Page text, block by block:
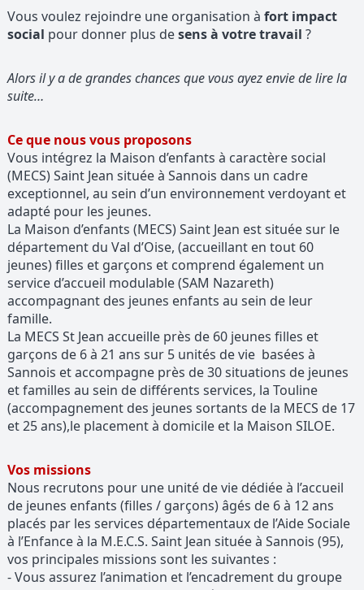
Vous voulez rejoindre une organisation àfort impact
social pour donner plus desens à votre travail?
Alors il y a de grandes chances que vous ayez envie de lire la
suite…
Ce que nous vous proposons
Vous intégrez la Maison d’enfants à caractère social
(MECS) Saint Jean située à Sannois dans un cadre
exceptionnel, au sein d’un environnement verdoyant et
adapté pour les jeunes.
La Maison d’enfants (MECS) Saint Jean est située sur le
département du Val d’Oise, (accueillant en tout 60
jeunes) filles et garçons et comprend également un
service d’accueil modulable (SAM Nazareth)
accompagnant des jeunes enfants au sein de leur
famille.
La MECS St Jean accueille près de 60 jeunes filles et
garçons de 6 à 21 ans sur 5 unités de vie basées à
Sannois et accompagne près de 30 situations de jeunes
et familles au sein de différents services, la Touline
(accompagnement des jeunes sortants de la MECS de 17
et 25 ans),le placement à domicile et la Maison SILOE.
Vos missions
Nous recrutons pour une unité de vie dédiée à l’accueil
de jeunes enfants (filles / garçons) âgés de 6 à 12 ans
placés par les services départementaux de l’Aide Sociale
à l’Enfance à la M.E.C.S. Saint Jean située à Sannois (95),
vos principales missions sont les suivantes :
- Vous assurez l’animation et l’encadrement du groupe